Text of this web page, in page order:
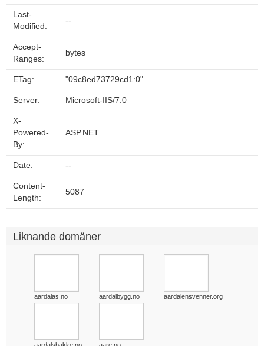
Last-
Modified:
--
Accept-
Ranges:
bytes
ETag: "09c8ed73729cd1:0"
Server: Microsoft-IIS/7.0
X-
Powered-
By:
ASP.NET
Date: --
Content-
Length:
5087
Liknande domäner
aardalas.no aardalbygg.no aardalensvenner.org